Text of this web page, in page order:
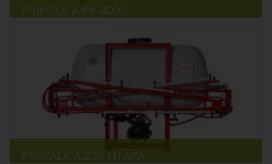
PRIKOLICA PV-4000
PRSKALICA 220 LITARA